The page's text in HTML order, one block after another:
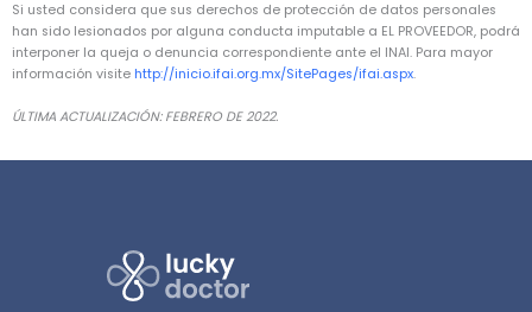
Si usted considera que sus derechos de protección de datos personales
han sido lesionados por alguna conducta imputable a EL PROVEEDOR, podrá
interponer la queja o denuncia correspondiente ante el INAI. Para mayor
información visite http://inicio.ifai.org.mx/SitePages/ifai.aspx.
ÚLTIMA ACTUALIZACIÓN: FEBRERO DE 2022.